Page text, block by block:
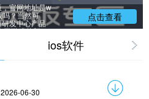
官网地址是w
吗？当然可
发中心产品
于游戏的部
使用简单的
议从华军下
安卓版，目前
点击查看
ios软件
2026-06-30